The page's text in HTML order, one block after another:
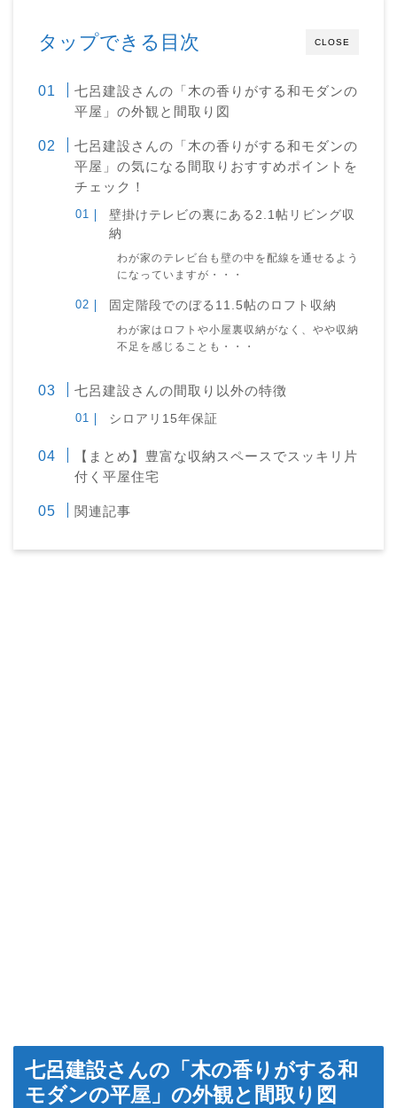
CLOSE
タップできる目次
七呂建設さんの「木の香りがする和モダンの
平屋」の外観と間取り図
七呂建設さんの「木の香りがする和モダンの
平屋」の気になる間取りおすすめポイントを
チェック！
壁掛けテレビの裏にある2.1帖リビング収
納
わが家のテレビ台も壁の中を配線を通せるよう
になっていますが・・・
固定階段でのぼる11.5帖のロフト収納
わが家はロフトや小屋裏収納がなく、やや収納
不足を感じることも・・・
七呂建設さんの間取り以外の特徴
シロアリ15年保証
【まとめ】豊富な収納スペースでスッキリ片
付く平屋住宅
関連記事
七呂建設さんの「木の香りがする和
モダンの平屋」の外観と間取り図